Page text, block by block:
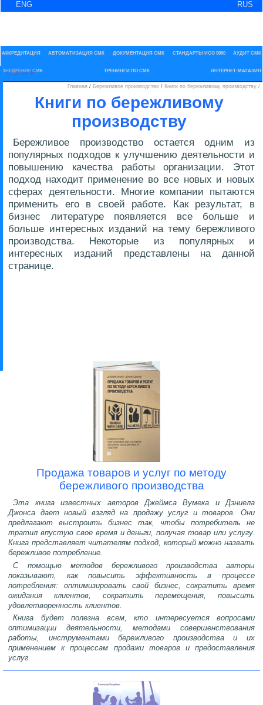
ENG RUS
АККРЕДИТАЦИЯ АВТОМАТИЗАЦИЯ СМК ДОКУМЕНТАЦИЯ СМК СТАНДАРТЫ ИСО 9000 АУДИТ СМК
ВНЕДРЕНИЕ СМК ТРЕНИНГИ ПО СМК ИНТЕРНЕТ-МАГАЗИН
Главная/ Бережливое производство / Книги по бережливому производству /
Книги по бережливому
производству
Бережливое производство остается одним из
популярных подходов к улучшению деятельности и
повышению качества работы организации. Этот
подход находит применение во все новых и новых
сферах деятельности. Многие компании пытаются
применить его в своей работе. Как результат, в
бизнес литературе появляется все больше и
больше интересных изданий на тему бережливого
производства. Некоторые из популярных и
интересных изданий представлены на данной
странице.
Продажа товаров и услуг по методу
бережливого производства
Эта книга известных авторов Джеймса Вумека и Дэниела
Джонса дает новый взгляд на продажу услуг и товаров. Они
предлагают выстроить бизнес так, чтобы потребитель не
тратил впустую свое время и деньги, получая товар или услугу.
Книга представляет читателям подход, который можно назвать
бережливое потребление.
С помощью методов бережливого производства авторы
показывают, как повысить эффективность в процессе
потребления: оптимизировать свой бизнес, сократить время
ожидания клиентов, сократить перемещения, повысить
удовлетворенность клиентов.
Книга будет полезна всем, кто интересуется вопросами
оптимизации деятельности, методами совершенствования
работы, инструментами бережливого производства и их
применением к процессам продажи товаров и предоставления
услуг.
статьи